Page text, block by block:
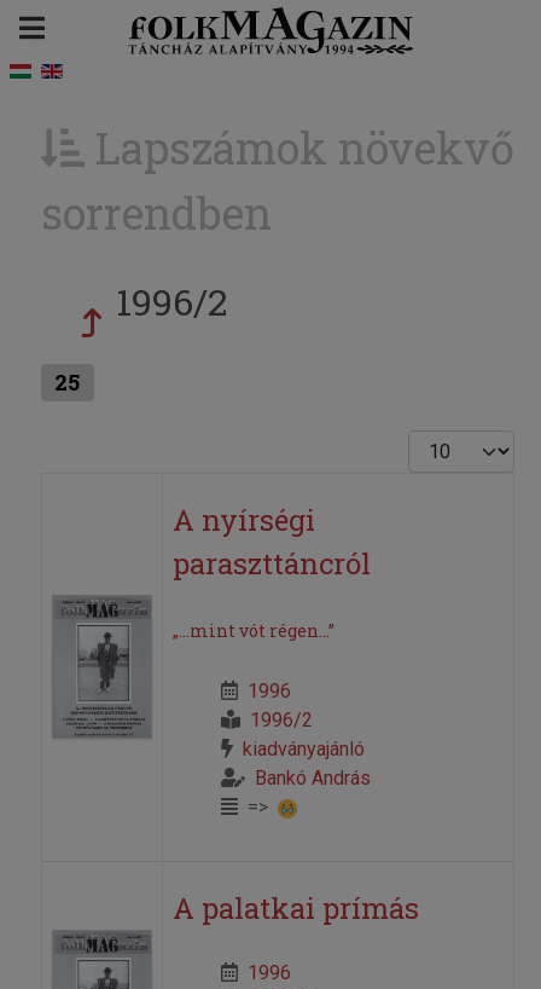
Lapszámok növekvő
sorrendben
1996/2
25
Tételek #
A nyírségi
paraszttáncról
„...mint vót régen...”
1996
1996/2
kiadványajánló
Bankó András
=>
A palatkai prímás
1996